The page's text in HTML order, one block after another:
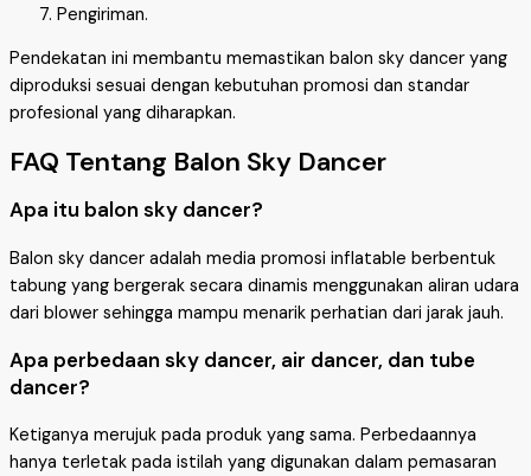
Pengiriman.
Pendekatan ini membantu memastikan balon sky dancer yang
diproduksi sesuai dengan kebutuhan promosi dan standar
profesional yang diharapkan.
FAQ Tentang Balon Sky Dancer
Apa itu balon sky dancer?
Balon sky dancer adalah media promosi inflatable berbentuk
tabung yang bergerak secara dinamis menggunakan aliran udara
dari blower sehingga mampu menarik perhatian dari jarak jauh.
Apa perbedaan sky dancer, air dancer, dan tube
dancer?
Ketiganya merujuk pada produk yang sama. Perbedaannya
hanya terletak pada istilah yang digunakan dalam pemasaran